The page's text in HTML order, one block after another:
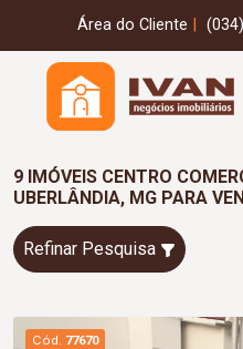
Área do Cliente
9 IMÓVEIS CENTRO
UBERLÂNDIA, MG PARA
Refinar Pesquisa
Cód. 77670